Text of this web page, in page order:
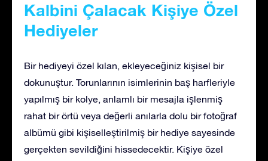
Kalbini Çalacak Kişiye Özel
Hediyeler
Bir hediyeyi özel kılan, ekleyeceğiniz kişisel bir
dokunuştur. Torunlarının isimlerinin baş harfleriyle
yapılmış bir kolye, anlamlı bir mesajla işlenmiş
rahat bir örtü veya değerli anılarla dolu bir fotoğraf
albümü gibi kişiselleştirilmiş bir hediye sayesinde
gerçekten sevildiğini hissedecektir. Kişiye özel